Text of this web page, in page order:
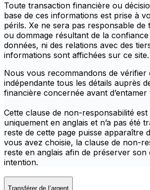
Toute transaction financière ou
base de ces informations est prise à
périls. Xe ne sera pas responsable
ou dommage résultant de la confiance
données, ni des relations avec des
informations sont affichées sur ce site.
Nous vous recommandons de vérifier
indépendante tous les détails auprès
financière concernée avant
Cette clause de non-responsabilité
uniquement en anglais et n’a pas été
reste de cette page puisse apparaître
vous avez choisie, la clause de non-
reste en anglais afin de préserver son
intention.
Transférer de l’argent